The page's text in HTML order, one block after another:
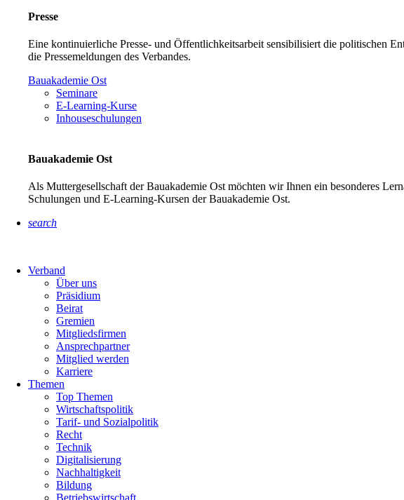
Presse
Eine kontinuierliche Presse- und Öffentlichkeitsarbeit sensibilisiert die politischen
die Pressemeldungen des Verbandes.
Bauakademie Ost
Seminare
E-Learning-Kurse
Inhouseschulungen
Bauakademie Ost
Als Muttergesellschaft der Bauakademie Ost möchten wir Ihnen ein besonderes
Schulungen und E-Learning-Kursen der Bauakademie Ost.
search
Verband
Über uns
Präsidium
Beirat
Gremien
Mitgliedsfirmen
Ansprechpartner
Mitglied werden
Karriere
Themen
Top Themen
Wirtschaftspolitik
Tarif- und Sozialpolitik
Recht
Technik
Digitalisierung
Nachhaltigkeit
Bildung
Betriebswirtschaft